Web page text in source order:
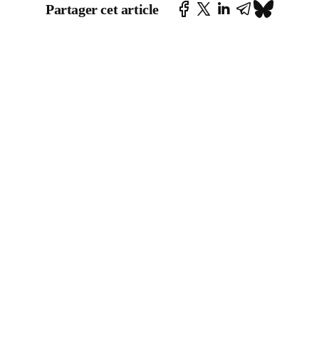
Partager cet article